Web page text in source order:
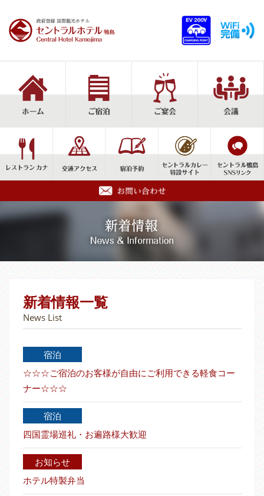
新着情報一覧
News List
宿泊
☆☆☆ご宿泊のお客様が自由にご利用できる軽食コー
ナー☆☆☆
宿泊
四国霊場巡礼・お遍路様大歓迎
お知らせ
ホテル特製弁当